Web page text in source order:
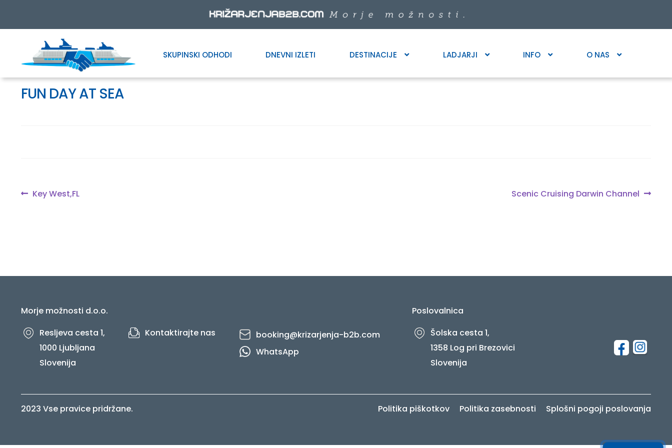
Skip
navigation
Skip
content
SKUPINSKI ODHODI DNEVNI IZLETI DESTINACIJE LADJARJI INFO O NAS
FUN DAY AT SEA
Navigacija
Previous
Key West,FL
Next
Scenic Cruising Darwin Channel
Morje možnosti d.o.o.
Resljeva cesta 1,
1000 Ljubljana
Slovenija
Kontaktirajte nas
booking@krizarjenja-b2b.com
WhatsApp
Poslovalnica
Šolska cesta 1,
1358 Log pri Brezovici
Slovenija
2023 Vse pravice pridržane. Politika piškotkov Politika zasebnosti Splošni pogoji poslovanja